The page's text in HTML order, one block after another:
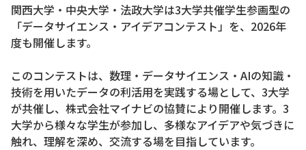
関西大学・中央大学・法政大学は3大学共催学生参画型の
「データサイエンス・アイデアコンテスト」を、2026年
度も開催します。
このコンテストは、数理・データサイエンス・AIの知識・
技術を用いたデータの利活用を実践する場として、3大学
が共催し、株式会社マイナビの協賛により開催します。3
大学から様々な学生が参加し、多様なアイデアや気づきに
触れ、理解を深め、交流する場を目指しています。